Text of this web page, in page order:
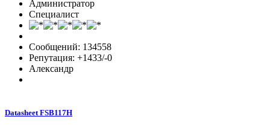
Администратор
Специалист
Сообщений: 134558
Репутация: +1433/-0
Александр
Datasheet FSB117H